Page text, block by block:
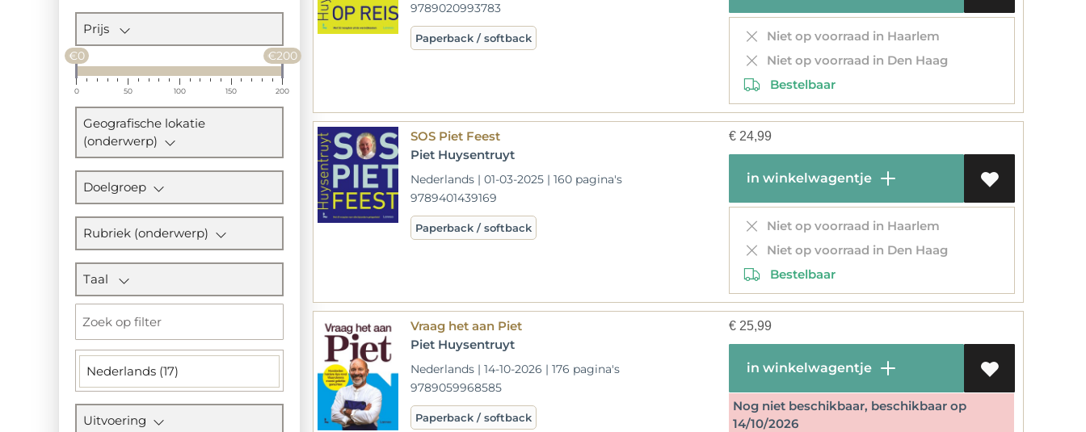
Prijs
€0 €200
0 50 100 150 200
Geografische lokatie
(onderwerp)
Doelgroep
Rubriek (onderwerp)
Taal
Nederlands (17)
Uitvoering
9789020993783
Paperback / softback
Niet op voorraad in Haarlem
Niet op voorraad in Den Haag
Bestelbaar
SOS Piet Feest
Piet Huysentruyt
Nederlands | 01-03-2025 | 160 pagina's
9789401439169
Paperback / softback
€ 24,99
in winkelwagentje
Niet op voorraad in Haarlem
Niet op voorraad in Den Haag
Bestelbaar
Vraag het aan Piet
Piet Huysentruyt
Nederlands | 14-10-2026 | 176 pagina's
9789059968585
Paperback / softback
€ 25,99
in winkelwagentje
Nog niet beschikbaar, beschikbaar op
14/10/2026